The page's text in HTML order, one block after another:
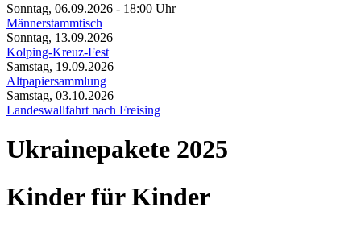
Sonntag, 06.09.2026 - 18:00 Uhr
Männerstammtisch
Sonntag, 13.09.2026
Kolping-Kreuz-Fest
Samstag, 19.09.2026
Altpapiersammlung
Samstag, 03.10.2026
Landeswallfahrt nach Freising
Ukrainepakete 2025
Kinder für Kinder